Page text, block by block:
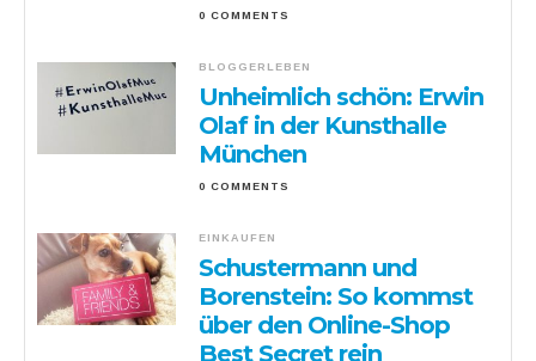
0 COMMENTS
BLOGGERLEBEN
Unheimlich schön: Erwin
Olaf in der Kunsthalle
München
0 COMMENTS
EINKAUFEN
Schustermann und
Borenstein: So kommst
über den Online-Shop
Best Secret rein